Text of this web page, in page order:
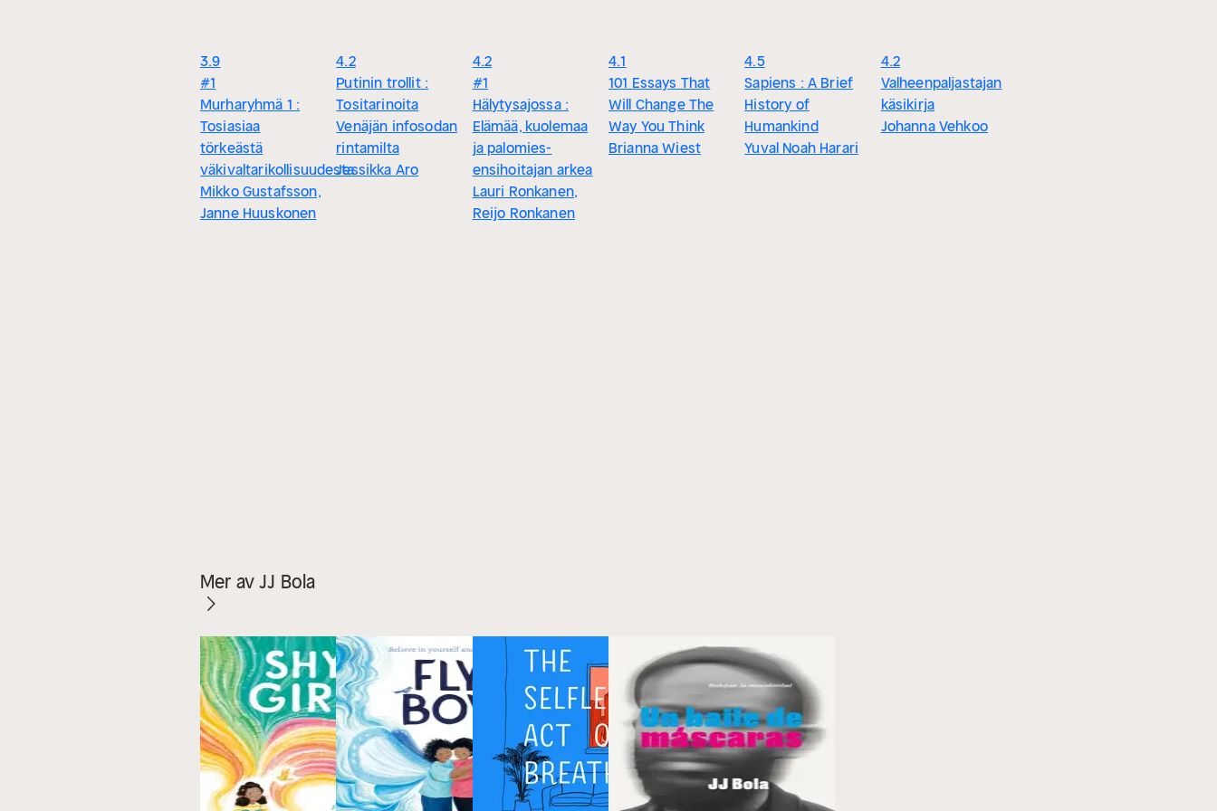
3.9
#1
Murharyhmä 1 :
Tosiasiaa
törkeästä
väkivaltarikollisuudesta
Mikko Gustafsson,
Janne Huuskonen
4.2
Putinin trollit :
Tositarinoita
Venäjän infosodan
rintamilta
Jessikka Aro
4.2
#1
Hälytysajossa :
Elämää, kuolemaa
ja palomies-
ensihoitajan arkea
Lauri Ronkanen,
Reijo Ronkanen
4.1
101 Essays That
Will Change The
Way You Think
Brianna Wiest
4.5
Sapiens : A Brief
History of
Humankind
Yuval Noah Harari
4.2
Valheenpaljastajan
käsikirja
Johanna Vehkoo
Mer av JJ Bola